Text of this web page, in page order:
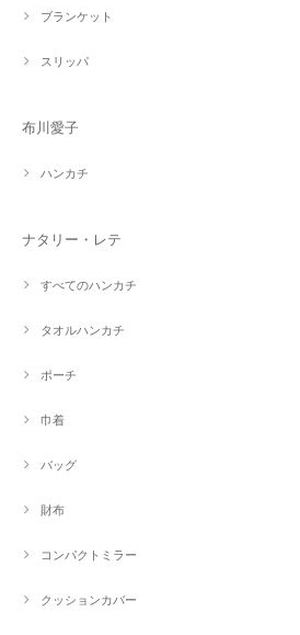
ブランケット
スリッパ
布川愛子
ハンカチ
ナタリー・レテ
すべてのハンカチ
タオルハンカチ
ポーチ
巾着
バッグ
財布
コンパクトミラー
クッションカバー